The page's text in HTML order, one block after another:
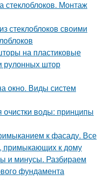
стеклоблоков. Монтаж
стеклоблоков своими
на пластиковые
рулонных штор
окно. Виды систем
воды: принципы
к фасаду. Все
примыкающих к дому
и минусы. Разбираем
фундамента